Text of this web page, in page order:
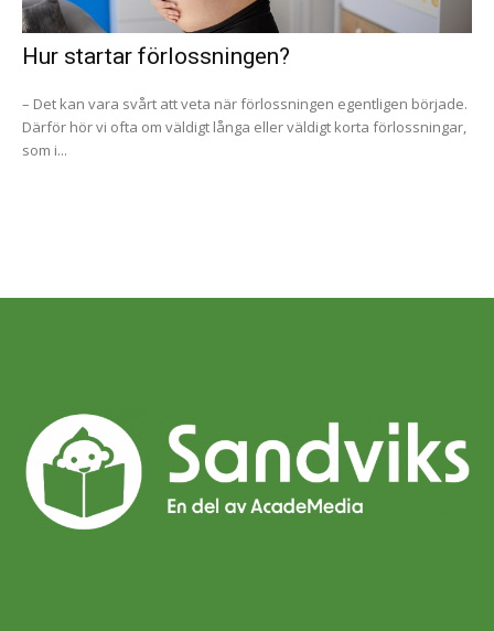
Hur startar förlossningen?
– Det kan vara svårt att veta när förlossningen egentligen började.
Därför hör vi ofta om väldigt långa eller väldigt korta förlossningar,
som i...